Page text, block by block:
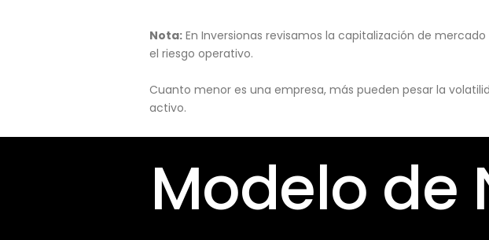
Nota: En Inversionas revisamos la capitalización de
el riesgo operativo.
Cuanto menor es una empresa, más pueden pesar la
activo.
Modelo de